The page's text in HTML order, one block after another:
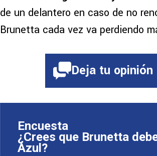
de un delantero en caso de no
Brunetta cada vez va perdiendo
Deja tu opinión
Encuesta
¿Crees que Brunetta
Azul?